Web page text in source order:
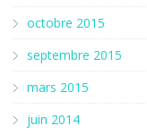
octobre 2015
septembre 2015
mars 2015
juin 2014